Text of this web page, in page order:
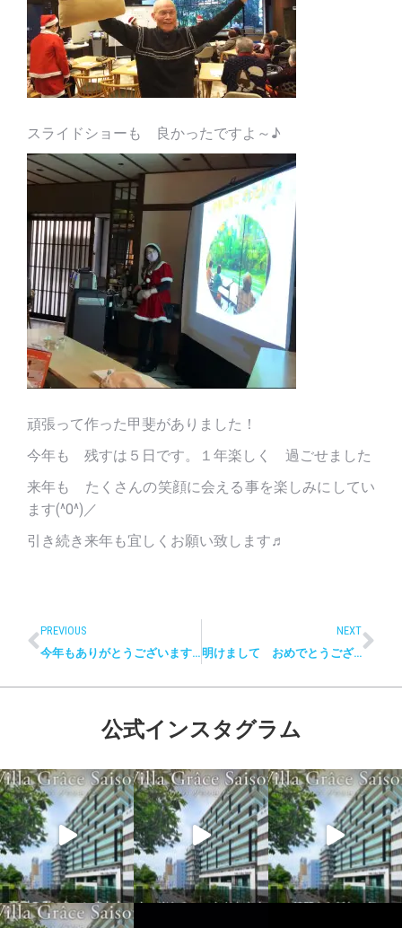
スライドショーも 良かったですよ～♪
頑張って作った甲斐がありました！
今年も 残すは５日です。１年楽しく 過ごせました
来年も たくさんの笑顔に会える事を楽しみにしてい
ます(^O^)／
引き続き来年も宜しくお願い致します♬
PREVIOUS
今年もありがとうございます。
NEXT
明けまして おめでとうございます。
公式インスタグラム